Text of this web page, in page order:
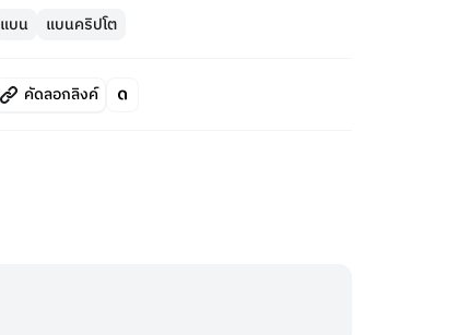
แบน แบนคริปโต
คัดลอกลิงค์